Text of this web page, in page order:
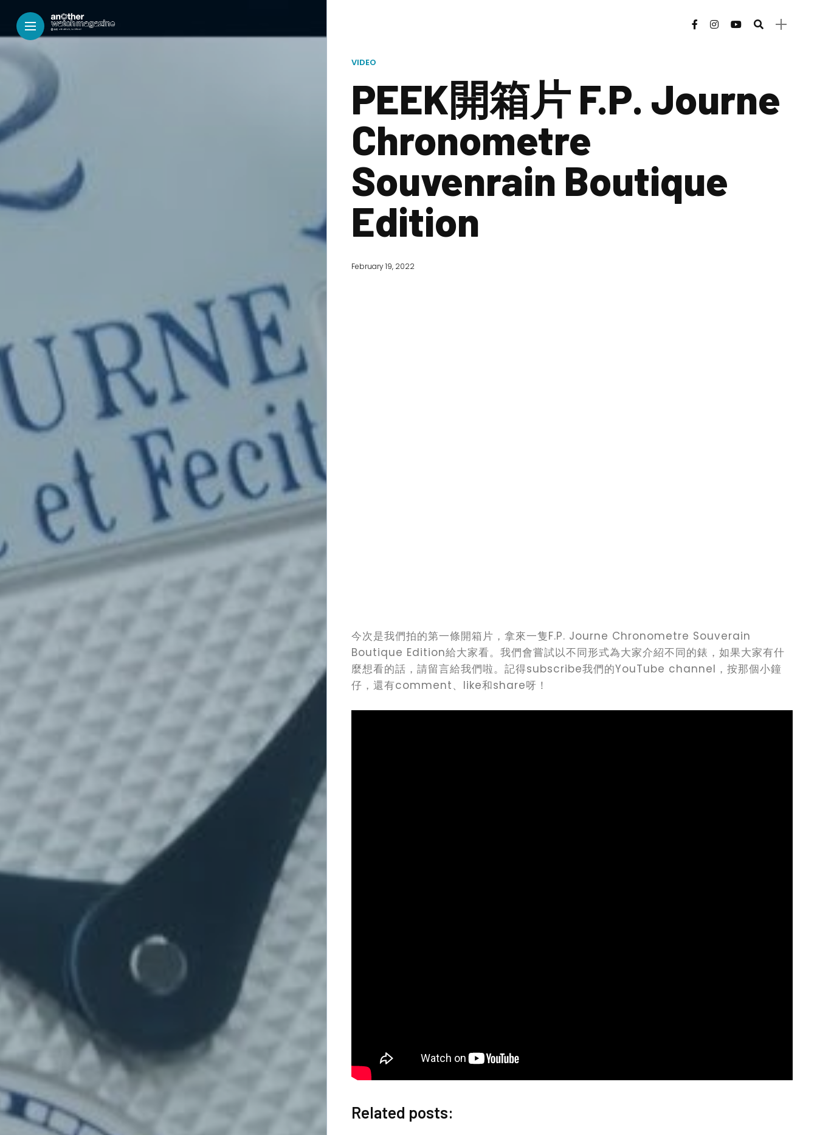
VIDEO
PEEK開箱片 F.P. Journe
Chronometre
Souvenrain Boutique
Edition
February 19, 2022
今次是我們拍的第一條開箱片，拿來一隻F.P. Journe Chronometre Souverain
Boutique Edition給大家看。我們會嘗試以不同形式為大家介紹不同的錶，如果大家有什
麼想看的話，請留言給我們啦。記得subscribe我們的YouTube channel，按那個小鐘
仔，還有comment、like和share呀！
Related posts: